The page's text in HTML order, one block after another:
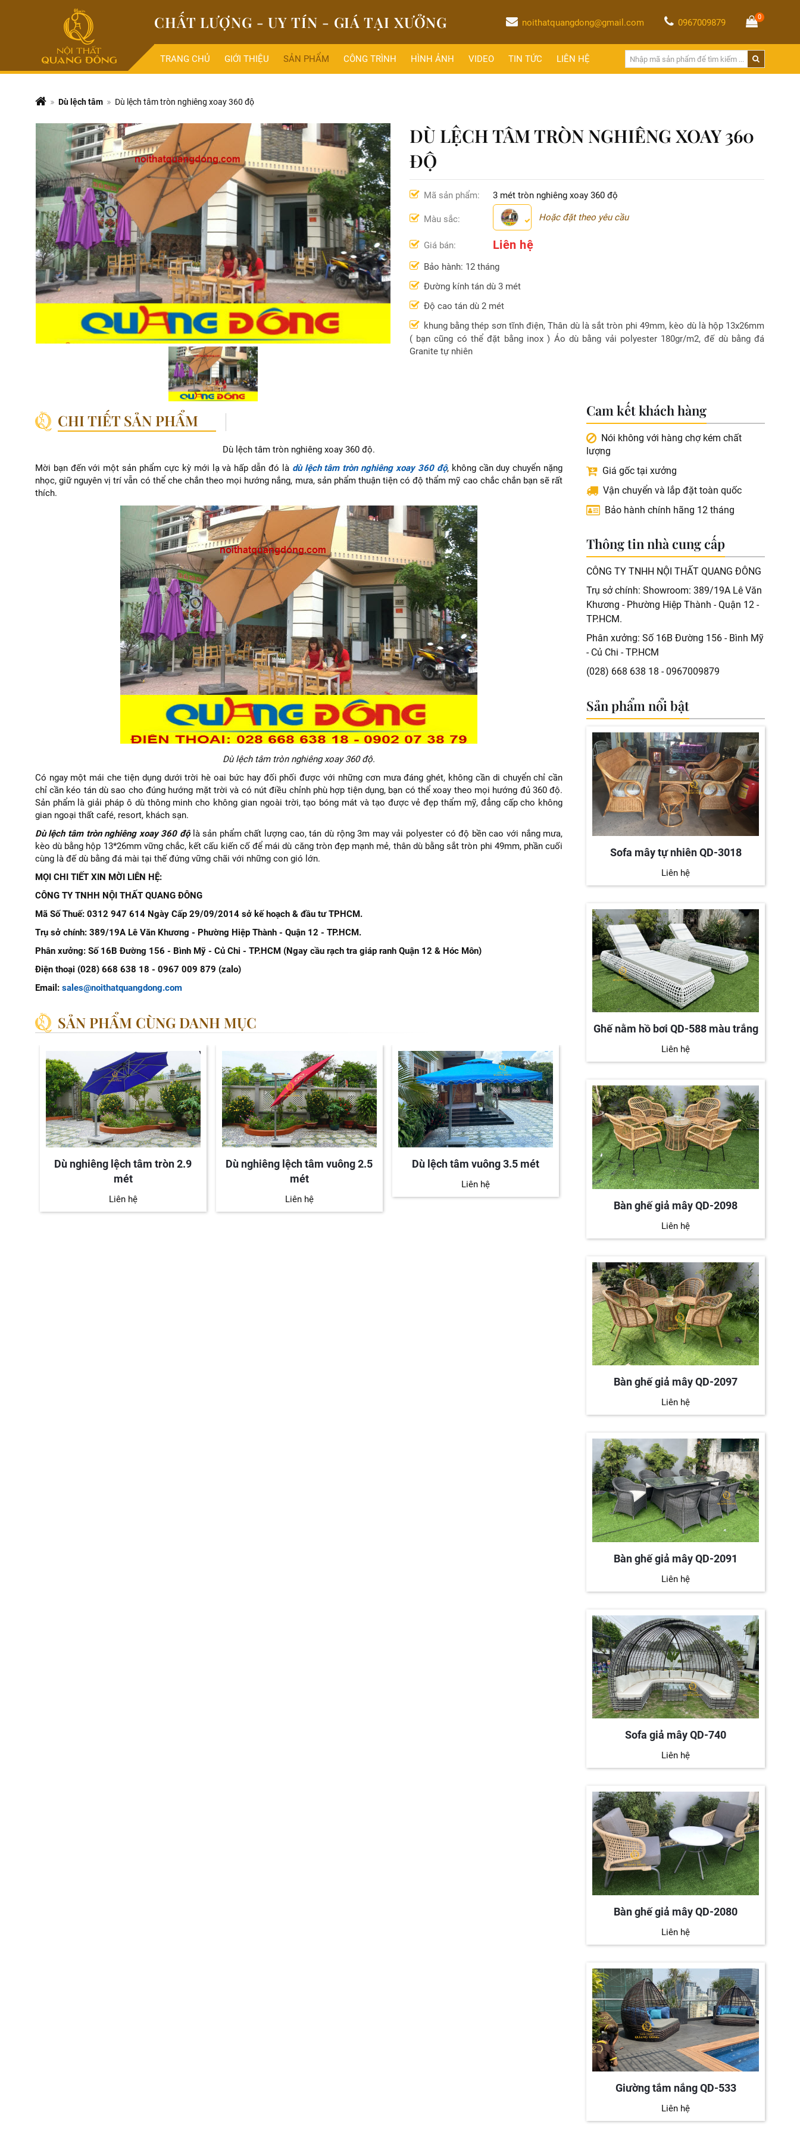
CHẤT LƯỢNG - UY TÍN - GIÁ TẠI XƯỞNG noithatquangdong@gmail.com 0967009879
0
TRANG CHỦ GIỚI THIỆU SẢN PHẨM CÔNG TRÌNH HÌNH ẢNH VIDEO TIN TỨC LIÊN HỆ
Dù lệch tâm Dù lệch tâm tròn nghiêng xoay 360 độ
DÙ LỆCH TÂM TRÒN NGHIÊNG XOAY 360
ĐỘ
Mã sản phẩm: 3 mét tròn nghiêng xoay 360 độ
Màu sắc: Hoặc đặt theo yêu cầu
Giá bán: Liên hệ
Bảo hành: 12 tháng
Đường kính tán dù 3 mét
Độ cao tán dù 2 mét
khung bằng thép sơn tĩnh điện, Thân dù là sắt tròn phi 49mm, kèo dù là hộp 13x26mm
( bạn cũng có thể đặt bằng inox ) Áo dù bằng vải polyester 180gr/m2, đế dù bằng đá
Granite tự nhiên
CHI TIẾT SẢN PHẨM
Dù lệch tâm tròn nghiêng xoay 360 độ.
Mời bạn đến với một sản phẩm cực kỳ mới lạ và hấp dẫn đó là dù lệch tâm tròn nghiêng xoay 360 độ, không cần duy chuyển nặng
nhọc, giữ nguyên vị trí vẫn có thể che chắn theo mọi hướng nắng, mưa, sản phẩm thuận tiện có độ thẩm mỹ cao chắc chắn bạn sẽ rất
thích.
Dù lệch tâm tròn nghiêng xoay 360 độ.
Có ngay một mái che tiện dụng dưới trời hè oai bức hay đối phối được với những cơn mưa đáng ghét, không cần di chuyển chỉ cần
chỉ cần kéo tán dù sao cho đúng hướng mặt trời và có nút điều chỉnh phù hợp tiện dụng, bạn có thể xoay theo mọi hướng đủ 360 độ.
Sản phẩm là giải pháp ô dù thông minh cho không gian ngoài trời, tạo bóng mát và tạo được vẻ đẹp thẩm mỹ, đẳng cấp cho không
gian ngoại thất café, resort, khách sạn.
Dù lệch tâm tròn nghiêng xoay 360 độ là sản phẩm chất lượng cao, tán dù rộng 3m may vải polyester có độ bền cao với nắng mưa,
kèo dù bằng hộp 13*26mm vững chắc, kết cấu kiến cố để mái dù căng tròn đẹp mạnh mẻ, thân dù bằng sắt tròn phi 49mm, phần cuối
cùng là đế dù bằng đá mài tại thế đứng vững chãi với những con gió lớn.
MỌI CHI TIẾT XIN MỜI LIÊN HỆ:
CÔNG TY TNHH NỘI THẤT QUANG ĐÔNG
Mã Số Thuế: 0312 947 614Ngày Cấp 29/09/2014 sở kế hoạch & đầu tư TPHCM.
Trụ sở chính: 389/19A Lê Văn Khương - Phường Hiệp Thành - Quận 12 - TP.HCM.
Phân xưởng: Số 16B Đường 156 - Bình Mỹ - Củ Chi - TP.HCM (Ngay cầu rạch tra giáp ranh Quận 12 & Hóc Môn)
Điện thoại (028) 668 638 18 - 0967 009 879 (zalo)
Email: sales@noithatquangdong.com
SẢN PHẨM CÙNG DANH MỤC
Dù nghiêng lệch tâm tròn 2.9
mét
Liên hệ
Dù nghiêng lệch tâm vuông 2.5
mét
Liên hệ
Dù lệch tâm vuông 3.5 mét
Liên hệ
Dù lệch tâm đôi 2.5m
Liên hệ
Cam kết khách hàng
Nói không với hàng chợ kém chất
lượng
Giá gốc tại xưởng
Vận chuyển và lắp đặt toàn quốc
Bảo hành chính hãng 12 tháng
Thông tin nhà cung cấp
CÔNG TY TNHH NỘI THẤT QUANG ĐÔNG
Trụ sở chính: Showroom: 389/19A Lê Văn
Khương - Phường Hiệp Thành - Quận 12 -
TP.HCM.
Phân xưởng: Số 16B Đường 156 - Bình Mỹ
- Củ Chi - TP.HCM
(028) 668 638 18 - 0967009879
Sản phẩm nổi bật
Sofa mây tự nhiên QD-3018
Liên hệ
Ghế nằm hồ bơi QD-588 màu trắng
Liên hệ
Bàn ghế giả mây QD-2098
Liên hệ
Bàn ghế giả mây QD-2097
Liên hệ
Bàn ghế giả mây QD-2091
Liên hệ
Sofa giả mây QD-740
Liên hệ
Bàn ghế giả mây QD-2080
Liên hệ
Giường tắm nắng QD-533
Liên hệ